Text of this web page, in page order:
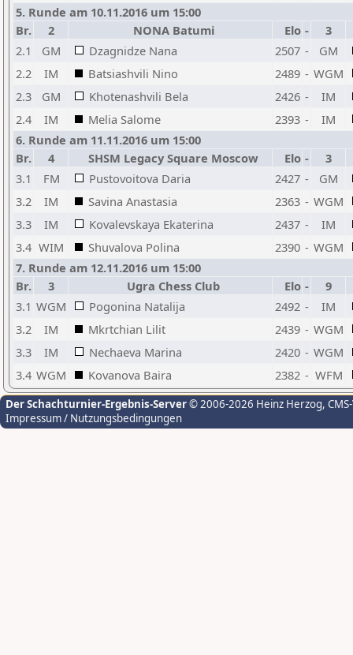
5. Runde am 10.11.2016 um 15:00
Br.
2 NONA Batumi Elo -
3
2.1
GM Dzagnidze Nana 2507 -
GM
2.2
IM Batsiashvili Nino 2489 - WGM
2.3
GM Khotenashvili Bela 2426 -
IM
2.4
IM Melia Salome 2393 -
IM
6. Runde am 11.11.2016 um 15:00
Br.
4 SHSM Legacy Square Moscow Elo -
3
3.1
FM Pustovoitova Daria 2427 -
GM
3.2
IM Savina Anastasia 2363 - WGM
3.3
IM Kovalevskaya Ekaterina 2437 -
IM
3.4 WIM Shuvalova Polina 2390 - WGM
7. Runde am 12.11.2016 um 15:00
Br.
3 Ugra Chess Club Elo -
9
3.1 WGM Pogonina Natalija 2492 -
IM
3.2
IM Mkrtchian Lilit 2439 - WGM
3.3
IM Nechaeva Marina 2420 - WGM
3.4 WGM Kovanova Baira 2382 - WFM
Der Schachturnier-Ergebnis-Server© 2006-2026 Heinz Herzog,
Impressum / Nutzungsbedingungen